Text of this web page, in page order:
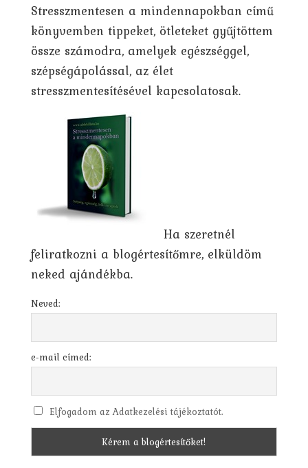
Stresszmentesen a mindennapokban című
könyvemben tippeket, ötleteket gyűjtöttem
össze számodra, amelyek egészséggel,
szépségápolással, az élet
stresszmentesítésével kapcsolatosak.
Ha szeretnél
feliratkozni a blogértesítőmre, elküldöm
neked ajándékba.
Neved:
e-mail címed:
Elfogadom az Adatkezelési tájékoztatót.